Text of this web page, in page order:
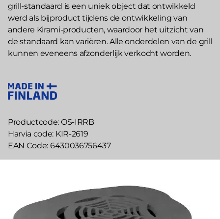
grill-standaard is een uniek object dat ontwikkeld
werd als bijproduct tijdens de ontwikkeling van
andere Kirami-producten, waardoor het uitzicht van
de standaard kan variëren. Alle onderdelen van de grill
kunnen eveneens afzonderlijk verkocht worden.
Productcode OS-IRRB
Harvia code KIR-2619
EAN Code 6430036756437